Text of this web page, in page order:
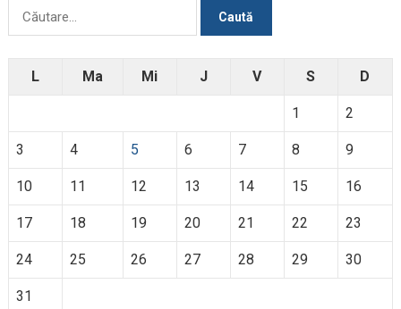
L Ma Mi J V S D
1 2
3 4 5 6 7 8 9
10 11 12 13 14 15 16
17 18 19 20 21 22 23
24 25 26 27 28 29 30
31